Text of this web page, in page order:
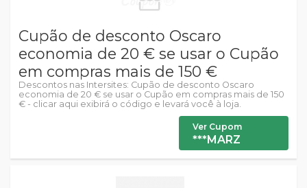
Cupão de desconto Oscaro
economia de 20 € se usar o Cupão
em compras mais de 150 €
Descontos nas Intersites: Cupão de desconto Oscaro
economia de 20 € se usar o Cupão em compras mais de 150
€ - clicar aqui exibirá o código e levará você à loja.
Ver Cupom
***MARZ